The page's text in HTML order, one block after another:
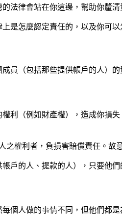
法律會站在你這邊，幫助你釐清
是怎麼認定責任的，以及你可以
員（包括那些提供帳戶的人）的
利（例如財產權），造成你損
之權利者，負損害賠償責任。故
戶的人、提款的人），只要他
個人做的事情不同，但他們都